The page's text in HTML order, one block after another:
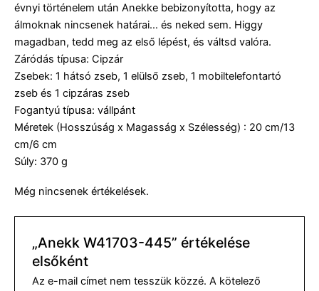
évnyi történelem után Anekke bebizonyította, hogy az
álmoknak nincsenek határai… és neked sem. Higgy
magadban, tedd meg az első lépést, és váltsd valóra.
Záródás típusa: Cipzár
Zsebek: 1 hátsó zseb, 1 elülső zseb, 1 mobiltelefontartó
zseb és 1 cipzáras zseb
Fogantyú típusa: vállpánt
Méretek (Hosszúság x Magasság x Szélesség) : 20 cm/13
cm/6 cm
Súly: 370 g
Még nincsenek értékelések.
„Anekk W41703-445” értékelése
elsőként
Az e-mail címet nem tesszük közzé. A kötelező